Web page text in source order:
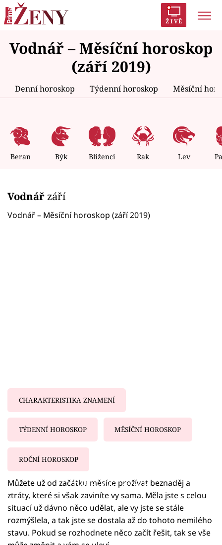
ŽIVĚ
Trendy: Polabí Inspekce Prostřeno!
AYTO?
Zrádci Proměny
Témata
Celebrity
Seriály
Sledujte nás
Vodnář – Měsíční horoskop
(září 2019)
Denní horoskop Týdenní horoskop Měsíční
Beran Býk Blíženci Rak Lev
Vodnářzáří
Vodnář – Měsíční horoskop (září 2019)
CHARAKTERISTIKA ZNAMENÍ
TÝDENNÍ HOROSKOP MĚSÍČNÍ HOROSKOP
ROČNÍ HOROSKOP
Failed to fetch
Můžete už od začátku měsíce prožívat beznaděj a
ztráty, které si však zaviníte vy sama. Měla jste s celou
situací už dávno něco udělat, ale vy jste se stále
rozmýšlela, a tak jste se dostala až do tohoto nemilého
stavu. Pokud se rozhodnete něco začít řešit, tak se vše